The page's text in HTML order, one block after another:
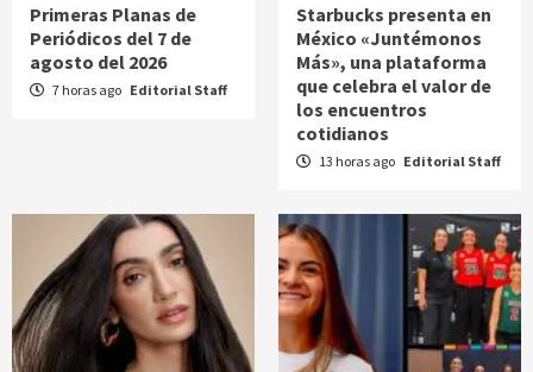
Primeras Planas de
Periódicos del 7 de
agosto del 2026
7 horas ago Editorial Staff
Starbucks presenta en
México «Juntémonos
Más», una plataforma
que celebra el valor de
los encuentros
cotidianos
13 horas ago Editorial Staff